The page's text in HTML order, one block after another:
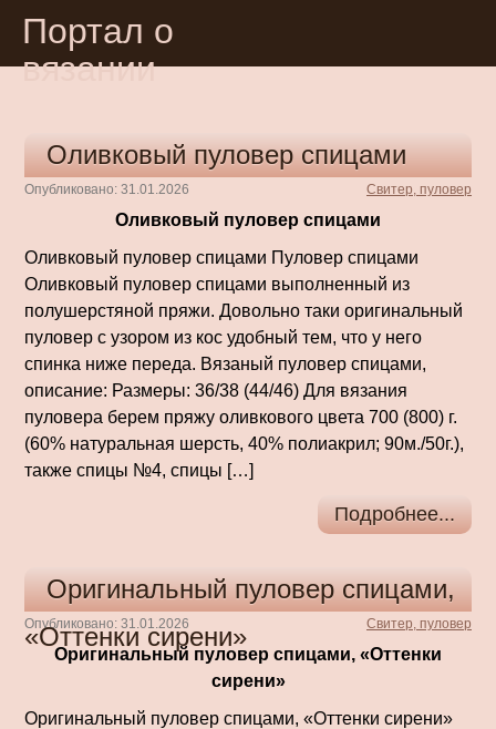
Портал о
вязании
Оливковый пуловер спицами
Опубликовано: 31.01.2026 Свитер, пуловер
Оливковый пуловер спицами
Оливковый пуловер спицами Пуловер спицами
Оливковый пуловер спицами выполненный из
полушерстяной пряжи. Довольно таки оригинальный
пуловер с узором из кос удобный тем, что у него
спинка ниже переда. Вязаный пуловер спицами,
описание: Размеры: 36/38 (44/46) Для вязания
пуловера берем пряжу оливкового цвета 700 (800) г.
(60% нату­ральная шерсть, 40% полиакрил; 90м./50г.),
также спицы №4, спицы […]
Подробнее...
Оригинальный пуловер спицами,
«Оттенки сирени»
Опубликовано: 31.01.2026 Свитер, пуловер
Оригинальный пуловер спицами, «Оттенки
сирени»
Оригинальный пуловер спицами, «Оттенки сирени»